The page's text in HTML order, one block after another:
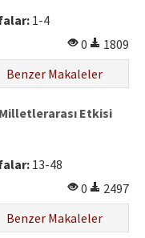
1-4
0
1809
Benzer Makaleler
Etkisi
13-48
0
2497
Benzer Makaleler